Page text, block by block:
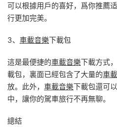
可以根據用戶的喜好，爲你推薦
行更加完美。
3、 車載音樂下載包
這是最便捷的車載音樂下載方式
載包，裏面已經包含了大量的車
放。此外， 車載音樂下載包還可
中，讓你的駕車旅行不再無聊。
總結